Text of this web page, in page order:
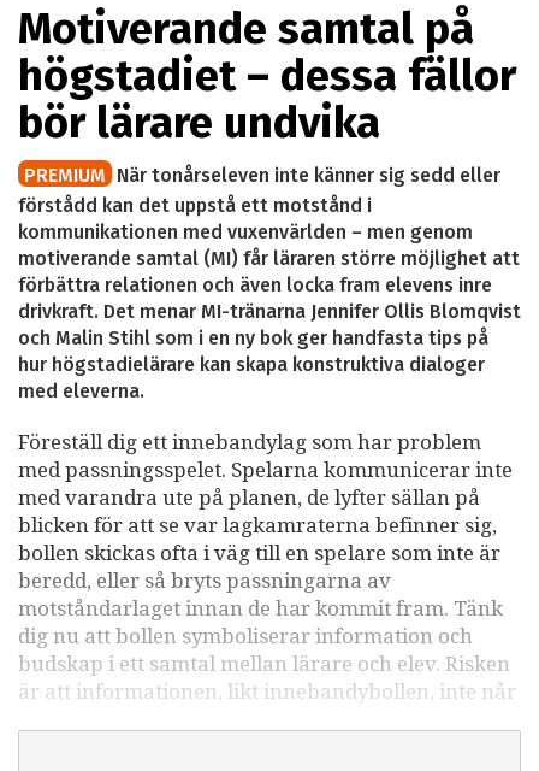
Motiverande samtal på
högstadiet – dessa fällor
bör lärare undvika
PREMIUM När tonårseleven inte känner sig sedd eller
förstådd kan det uppstå ett motstånd i
kommunikationen med vuxenvärlden – men genom
motiverande samtal (MI) får läraren större möjlighet att
förbättra relationen och även locka fram elevens inre
drivkraft. Det menar MI-tränarna Jennifer Ollis Blomqvist
och Malin Stihl som i en ny bok ger handfasta tips på
hur högstadielärare kan skapa konstruktiva dialoger
med eleverna.
Föreställ dig ett innebandylag som har problem
med passningsspelet. Spelarna kommunicerar inte
med varandra ute på planen, de lyfter sällan på
blicken för att se var lagkamraterna befinner sig,
bollen skickas ofta i väg till en spelare som inte är
beredd, eller så bryts passningarna av
motståndarlaget innan de har kommit fram. Tänk
dig nu att bollen symboliserar information och
budskap i ett samtal mellan lärare och elev. Risken
är att informationen, likt innebandybollen, inte når